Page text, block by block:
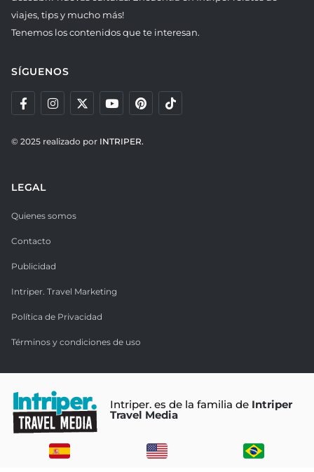
viajes, tips y mucho más!
Tenemos los contenidos que te interesan.
SÍGUENOS
© 2025 realizado por INTRIPER.
LEGAL
Quienes somos
Contacto
Publicidad
Intriper. Travel Marketing
Política de Privacidad
Términos y condiciones de uso
Intriper. es de la familia de Intriper
Travel Media